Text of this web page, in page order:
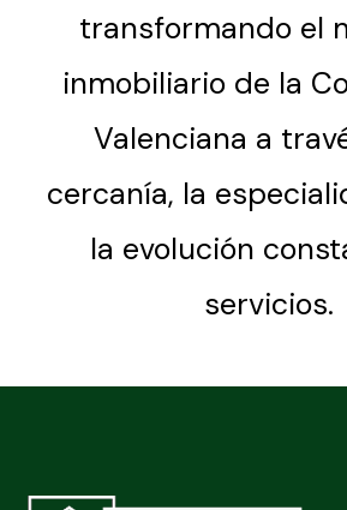
transformando el
inmobiliario de la
Valenciana a
cercanía, la
la evolución
servicios.